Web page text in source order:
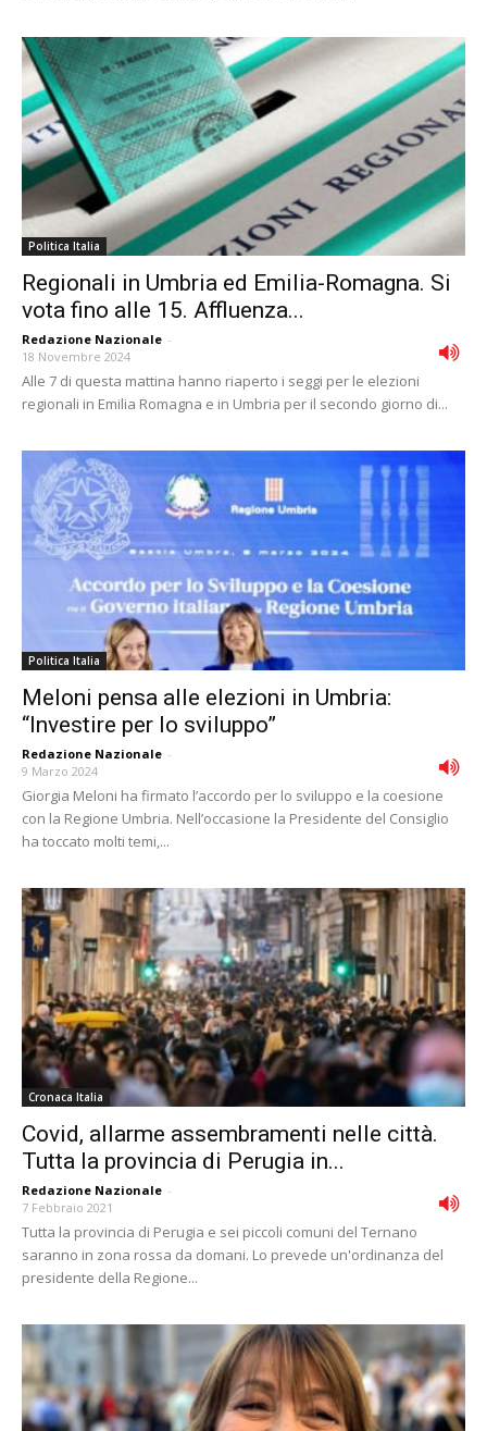
Politica Italia
Regionali in Umbria ed Emilia-Romagna. Si
vota fino alle 15. Affluenza...
Redazione Nazionale -
18 Novembre 2024
Alle 7 di questa mattina hanno riaperto i seggi per le elezioni
regionali in Emilia Romagna e in Umbria per il secondo giorno di...
Politica Italia
Meloni pensa alle elezioni in Umbria:
“Investire per lo sviluppo”
Redazione Nazionale -
9 Marzo 2024
Giorgia Meloni ha firmato l’accordo per lo sviluppo e la coesione
con la Regione Umbria. Nell’occasione la Presidente del Consiglio
ha toccato molti temi,...
Cronaca Italia
Covid, allarme assembramenti nelle città.
Tutta la provincia di Perugia in...
Redazione Nazionale -
7 Febbraio 2021
Tutta la provincia di Perugia e sei piccoli comuni del Ternano
saranno in zona rossa da domani. Lo prevede un'ordinanza del
presidente della Regione...